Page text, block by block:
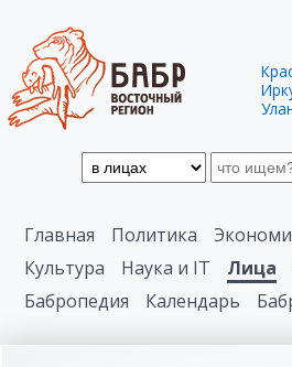
Главная Политика
Культура
Наука и IT Лица
Бабропедия
Календарь